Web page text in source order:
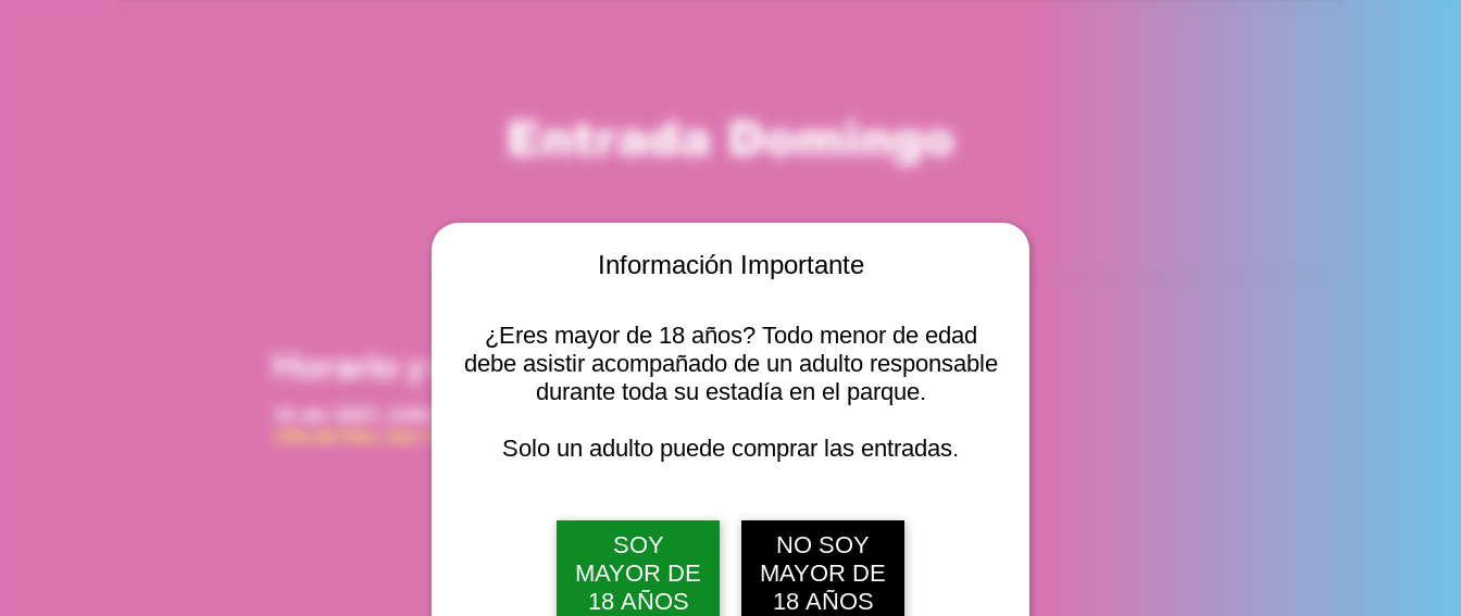
Información Importante
¿Eres mayor de 18 años? Todo menor de edad
debe asistir acompañado de un adulto responsable
durante toda su estadía en el parque.
Solo un adulto puede comprar las entradas.
SOY
MAYOR DE
18 AÑOS
NO SOY
MAYOR DE
18 AÑOS
Entrada Domingo
Horario y ubicación
Viña del Mar, Cam. Internacional 2440, 2541754 Viña del Mar, Valparaíso, Chile